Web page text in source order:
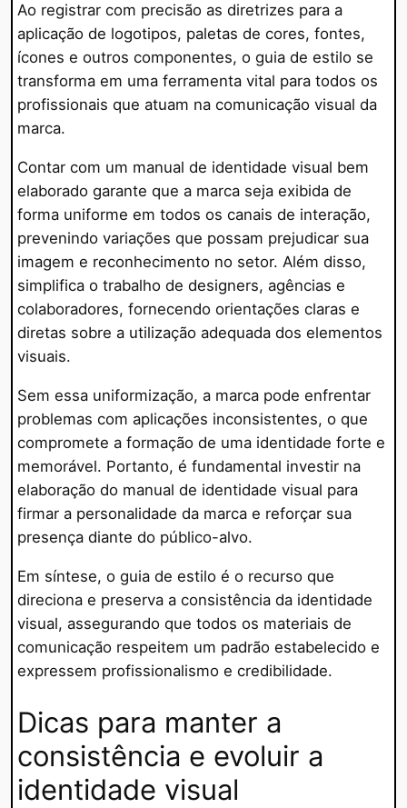
Ao registrar com precisão as diretrizes para a
aplicação de logotipos, paletas de cores, fontes,
ícones e outros componentes, o guia de estilo se
transforma em uma ferramenta vital para todos os
profissionais que atuam na comunicação visual da
marca.
Contar com um manual de identidade visual bem
elaborado garante que a marca seja exibida de
forma uniforme em todos os canais de interação,
prevenindo variações que possam prejudicar sua
imagem e reconhecimento no setor. Além disso,
simplifica o trabalho de designers, agências e
colaboradores, fornecendo orientações claras e
diretas sobre a utilização adequada dos elementos
visuais.
Sem essa uniformização, a marca pode enfrentar
problemas com aplicações inconsistentes, o que
compromete a formação de uma identidade forte e
memorável. Portanto, é fundamental investir na
elaboração do manual de identidade visual para
firmar a personalidade da marca e reforçar sua
presença diante do público-alvo.
Em síntese, o guia de estilo é o recurso que
direciona e preserva a consistência da identidade
visual, assegurando que todos os materiais de
comunicação respeitem um padrão estabelecido e
expressem profissionalismo e credibilidade.
Dicas para manter a
consistência e evoluir a
identidade visual